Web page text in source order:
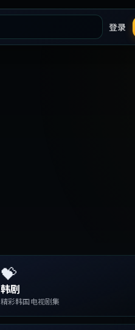
登录
💝
韩剧
精彩韩国电视剧集